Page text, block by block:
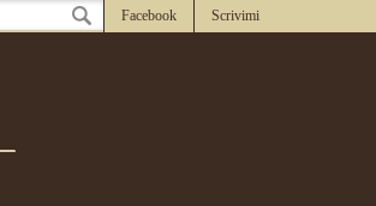
Facebook Scrivimi